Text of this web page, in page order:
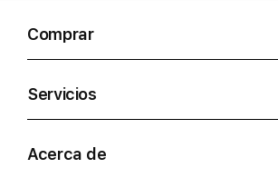
Comprar
Servicios
Acerca de